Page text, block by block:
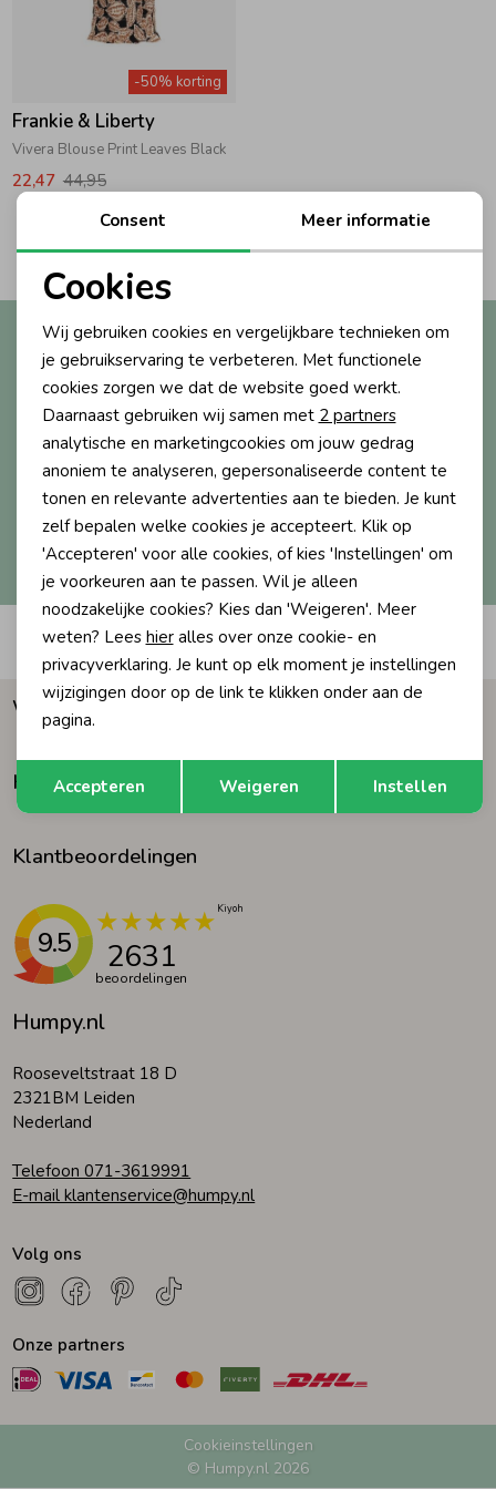
Zwemkleding
Vesten
Overhemden
Colberts & Gilets
Boxpakjes
Rompers
Ondergoed
Regenkleding &-laarzen
Zomeraccessoires
Kledingaccessoires
Zwemkleding
Vesten
Overhemden
Jurken
Rokken & Skorts
Jumpsuits
Blouses
Blazers & Gilets
Leggings
Boxpakjes
Ondergoed
Regenkleding &-laarzen
Kledingaccessoires
Beenmode
Winteraccessoires
Cadeaubonnen
Kledingaccessoires
Babyaccessoires
Verzorgingsproducten
Beenmode
Winteraccessoires
Winterjassen
Zwemvesten & Zwembandjes
Winterjassen
-50% korting
Frankie & Liberty
Vivera Blouse Print Leaves Black
22,47 44,95
Altijd als eerste op de hoogte?
Ontvang nieuwe collecties, exclusieve acties én direct
10% korting* op je eerste bestelling.
Aanmelden
Hoe we met je data omgaan? Bekijk dit in onze
privacyverklaring.
Automatisch sparen voor korting
Humpy.nl
Rooseveltstraat 18 D
2321BM Leiden
Nederland
Telefoon 071-3619991
E-mail klantenservice@humpy.nl
Waarom Humpy?
Klantenservice
Klantbeoordelingen
9.5 2631
beoordelingen
Volg ons
Onze partners
Cookieinstellingen
© Humpy.nl 2026
Noodzakelijke cookies
Personalisatie cookies
Analytische cookies
Marketing cookies
Terug Opslaan
Consent Meer informatie
Cookies
Wij gebruiken cookies en vergelijkbare technieken om
je gebruikservaring te verbeteren. Met functionele
cookies zorgen we dat de website goed werkt.
Daarnaast gebruiken wij samen met 2 partners
analytische en marketingcookies om jouw gedrag
anoniem te analyseren, gepersonaliseerde content te
tonen en relevante advertenties aan te bieden. Je kunt
zelf bepalen welke cookies je accepteert. Klik op
'Accepteren' voor alle cookies, of kies 'Instellingen' om
je voorkeuren aan te passen. Wil je alleen
noodzakelijke cookies? Kies dan 'Weigeren'. Meer
weten? Lees hieralles over onze cookie- en
privacyverklaring. Je kunt op elk moment je instellingen
wijzigingen door op de link te klikken onder aan de
pagina.
Accepteren Weigeren Instellen